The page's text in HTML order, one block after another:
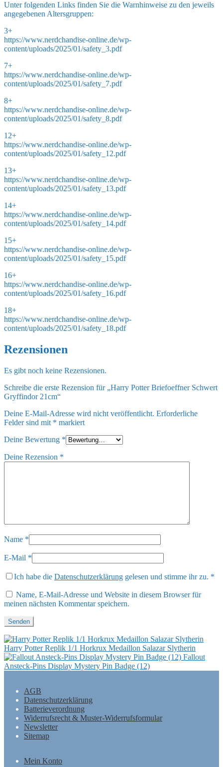
Unter folgenden Links finden Sie die Warnhinweise zu den jeweils
angegebenen Altersgruppen:
3+
https://www.nerdchandise-online.de/wp-
content/uploads/2025/01/safety_3.pdf
7+
https://www.nerdchandise-online.de/wp-
content/uploads/2025/01/safety_7.pdf
8+
https://www.nerdchandise-online.de/wp-
content/uploads/2025/01/safety_8.pdf
12+
https://www.nerdchandise-online.de/wp-
content/uploads/2025/01/safety_12.pdf
13+
https://www.nerdchandise-online.de/wp-
content/uploads/2025/01/safety_13.pdf
14+
https://www.nerdchandise-online.de/wp-
content/uploads/2025/01/safety_14.pdf
15+
https://www.nerdchandise-online.de/wp-
content/uploads/2025/01/safety_15.pdf
16+
https://www.nerdchandise-online.de/wp-
content/uploads/2025/01/safety_16.pdf
18+
https://www.nerdchandise-online.de/wp-
content/uploads/2025/01/safety_18.pdf
Rezensionen
Es gibt noch keine Rezensionen.
Schreibe die erste Rezension für „Harry Potter Briefoeffner Schwert
Gryffindor 21cm“
Deine E-Mail-Adresse wird nicht veröffentlicht. Erforderliche
Felder sind mit * markiert
Deine Bewertung *
Deine Rezension *
Name *
E-Mail *
Ich habe die Datenschutzerklärung gelesen und stimme ihr zu. *
Name, E-Mail-Adresse und Website in diesem Browser für
meinen nächsten Kommentar speichern.
Harry Potter Replik 1/1 Horkrux Medaillon Salazar Slytherin
Fallout
Ansteck-Pins Display Mystery Pin Badge (12)
AGB
Datenschutzerklärung
Batterieverordnung
Widerrufsrecht & Muster-Widerrufsformular
Newsletter
Sitemap
Mein Konto